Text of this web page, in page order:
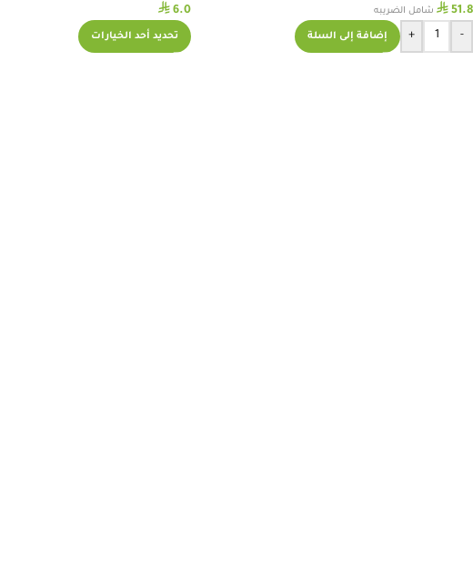
⃁ 51.8 شامل الضريبه
-
+ إضافة إلى السلة
⃁6.0
تحديد أحد الخيارات